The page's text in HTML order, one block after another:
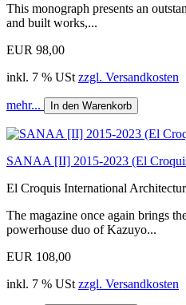
This monograph presents an
and built works,...
EUR 98,00
inkl. 7 % USt zzgl. Versandkosten
mehr... In den Warenkorb
SANAA [II] 2015-2023 (El
El Croquis International
The magazine once again brings
powerhouse duo of Kazuyo...
EUR 108,00
inkl. 7 % USt zzgl. Versandkosten